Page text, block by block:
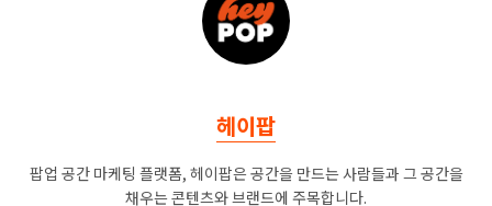
헤이팝
팝업 공간 마케팅 플랫폼, 헤이팝은 공간을 만드는 사람들과 그 공간을
채우는 콘텐츠와 브랜드에 주목합니다.